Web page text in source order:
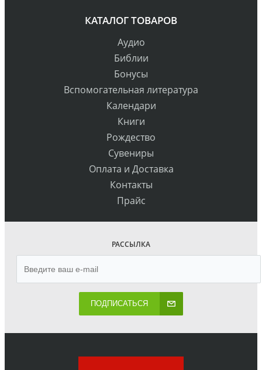
КАТАЛОГ ТОВАРОВ
Аудио
Библии
Бонусы
Вспомогательная литература
Календари
Книги
Рождество
Сувениры
Оплата и Доставка
Контакты
Прайс
РАССЫЛКА
ПОДПИСАТЬСЯ